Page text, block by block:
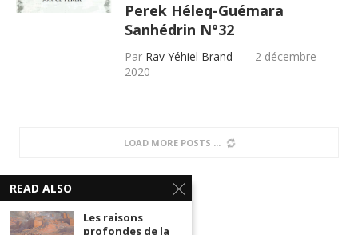
Perek Héleq-Guémara
Sanhédrin N°32
Par Rav Yéhiel Brand
2 décembre
2020
Moussar Audio
Perek Héleq-Guémara
READ ALSO
Les raisons
profondes de la